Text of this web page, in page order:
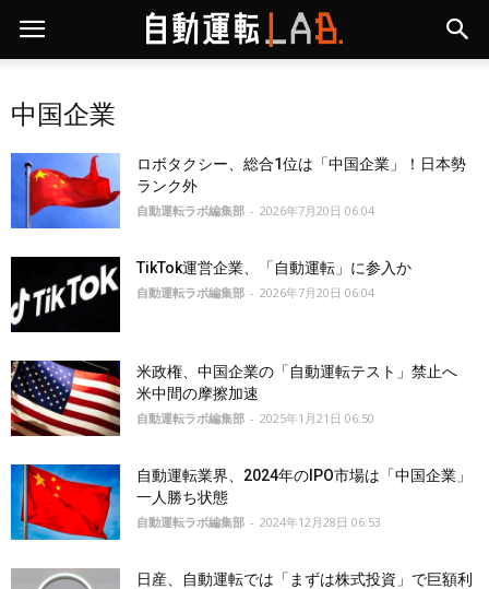
中国企業
ロボタクシー、総合1位は「中国企業」！日本勢
ランク外
自動運転ラボ編集部 - 2026年7月20日 06:04
TikTok運営企業、「自動運転」に参入か
自動運転ラボ編集部 - 2026年7月20日 06:04
米政権、中国企業の「自動運転テスト」禁止へ
米中間の摩擦加速
自動運転ラボ編集部 - 2025年1月21日 06:50
自動運転業界、2024年のIPO市場は「中国企業」
一人勝ち状態
自動運転ラボ編集部 - 2024年12月28日 06:53
日産、自動運転では「まずは株式投資」で巨額利